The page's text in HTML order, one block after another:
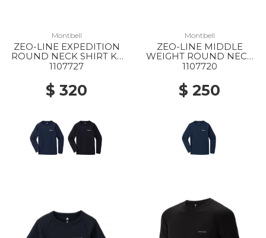
Montbell
ZEO-LINE EXPEDITION
ROUND NECK SHIRT KS
135-150 NV
1107727
$ 320
Montbell
ZEO-LINE MIDDLE
WEIGHT ROUND NECK
SHIRT KS 135-150 NV
1107720
$ 250